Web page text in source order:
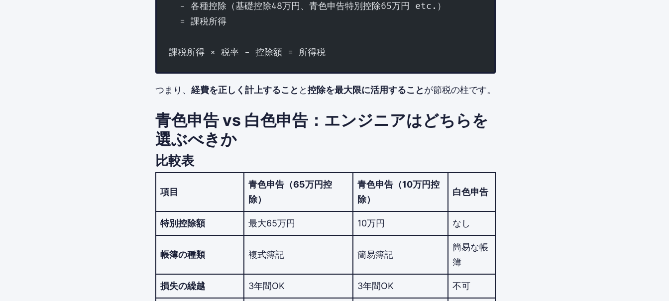
  − 各種控除（基礎控除48万円、青色申告特別控除65万円 etc.）
  = 課税所得
課税所得 × 税率 − 控除額 = 所得税
つまり、 経費を正しく計上すること と控除を最大限に活用することが節税の柱です。
青色申告 vs 白色申告：エンジニアはどちらを
選ぶべきか
比較表
項目
青色申告（65万円控
除）
青色申告（10万円控
除）
白色申告
特別控除額 最大65万円 10万円 なし
帳簿の種類 複式簿記 簡易簿記
簡易な帳
簿
損失の繰越 3年間OK 3年間OK 不可